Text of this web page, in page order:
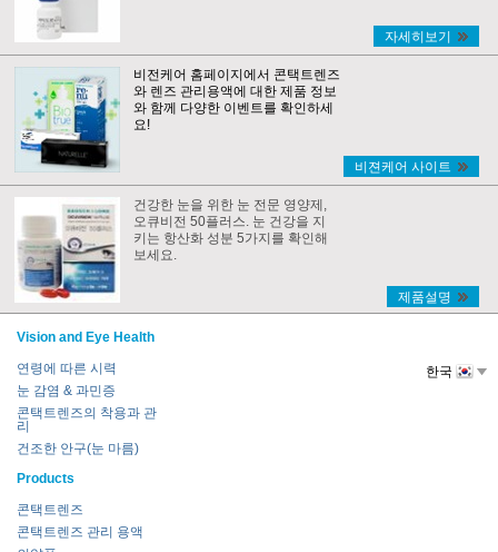
자세히보기
비전케어 홈페이지에서 콘택트렌즈
와 렌즈 관리용액에 대한 제품 정보
와 함께 다양한 이벤트를 확인하세
요!
비젼케어 사이트
건강한 눈을 위한 눈 전문 영양제,
오큐비전 50플러스. 눈 건강을 지
키는 항산화 성분 5가지를 확인해
보세요.
제품설명
Vision and Eye Health
연령에 따른 시력
눈 감염 & 과민증
콘택트렌즈의 착용과 관
리
건조한 안구(눈 마름)
Products
콘택트렌즈
콘택트렌즈 관리 용액
한국